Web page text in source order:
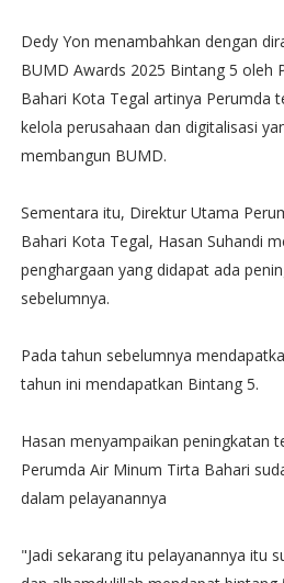
Dedy Yon menambahkan dengan
BUMD Awards 2025 Bintang 5 oleh
Bahari Kota Tegal artinya Perumda
kelola perusahaan dan digitalisasi
membangun BUMD.
Sementara itu, Direktur Utama
Bahari Kota Tegal, Hasan Suhandi
penghargaan yang didapat ada
sebelumnya.
Pada tahun sebelumnya
tahun ini mendapatkan Bintang 5.
Hasan menyampaikan peningkatan
Perumda Air Minum Tirta Bahari
dalam pelayanannya
"Jadi sekarang itu pelayanannya itu